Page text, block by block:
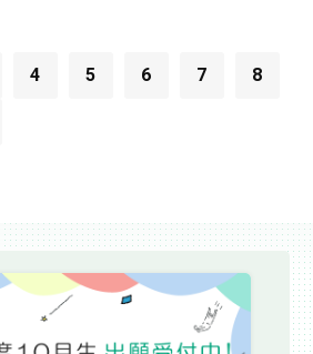
4 5 6 7 8